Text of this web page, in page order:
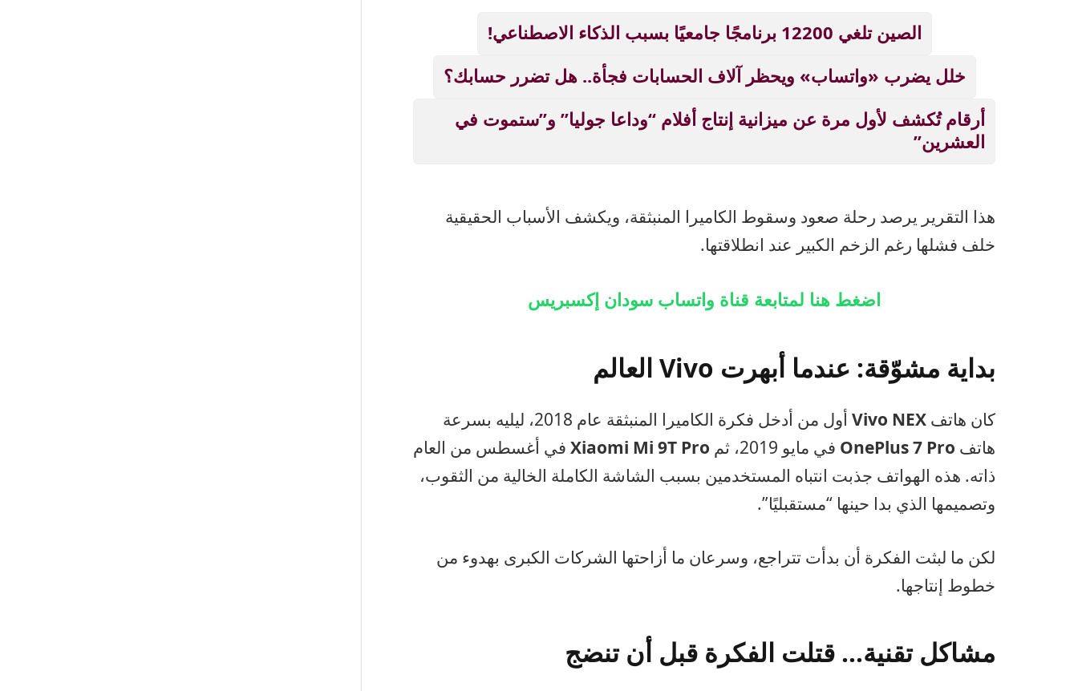
الصين تلغي 12200 برنامجًا جامعيًا بسبب الذكاء الاصطناعي!
خلل يضرب «واتساب» ويحظر آلاف الحسابات فجأة.. هل تضرر حسابك؟
أرقام تُكشف لأول مرة عن ميزانية إنتاج أفلام “وداعا جوليا” و”ستموت في
العشرين”
هذا التقرير يرصد رحلة صعود وسقوط الكاميرا المنبثقة، ويكشف الأسباب الحقيقية
خلف فشلها رغم الزخم الكبير عند انطلاقتها.
اضغط هنا لمتابعة قناة واتساب سودان إكسبريس
بداية مشوّقة: عندما أبهرت Vivo العالم
كان هاتف Vivo NEX
أول من أدخل فكرة الكاميرا المنبثقة عام 2018، ليليه بسرعة
هاتف OnePlus 7 Pro في مايو 2019، ثم Xiaomi Mi 9T Pro في أغسطس من العام
ذاته. هذه الهواتف جذبت انتباه المستخدمين بسبب الشاشة الكاملة الخالية من الثقوب،
وتصميمها الذي بدا حينها “مستقبليًا”.
لكن ما لبثت الفكرة أن بدأت تتراجع، وسرعان ما أزاحتها الشركات الكبرى بهدوء من
خطوط إنتاجها.
مشاكل تقنية… قتلت الفكرة قبل أن تنضج